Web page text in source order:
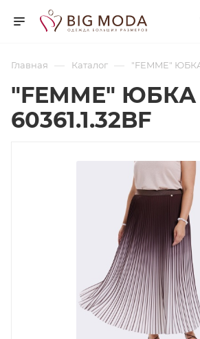
Главная — Каталог — "FEMME"
"FEMME" ЮБКА
60361.1.32BF